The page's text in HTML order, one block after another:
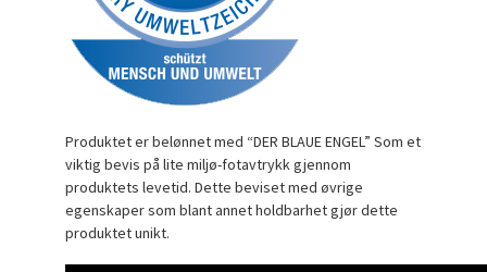
Produktet er belønnet med “DER BLAUE ENGEL” Som et
viktig bevis på lite miljø-fotavtrykk gjennom
produktets levetid. Dette beviset med øvrige
egenskaper som blant annet holdbarhet gjør dette
produktet unikt.